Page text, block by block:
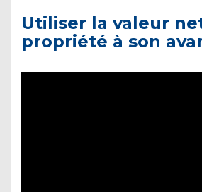
Utiliser la valeur
propriété à son